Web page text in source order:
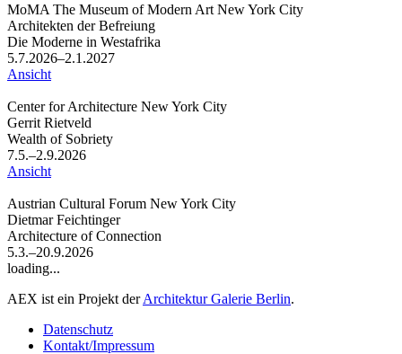
MoMA The Museum of Modern Art New York City
Architekten der Befreiung
Die Moderne in Westafrika
5.7.2026–2.1.2027
Ansicht
Center for Architecture New York City
Gerrit Rietveld
Wealth of Sobriety
7.5.–2.9.2026
Ansicht
Austrian Cultural Forum New York City
Dietmar Feichtinger
Architecture of Connection
5.3.–20.9.2026
loading...
AEX ist ein Projekt derArchitektur Galerie Berlin.
Datenschutz
Kontakt/Impressum